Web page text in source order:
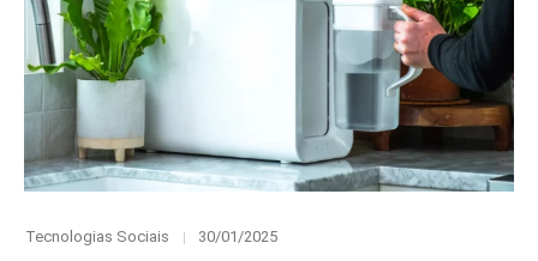
Category
Tecnologias Sociais
Posted
30/01/2025